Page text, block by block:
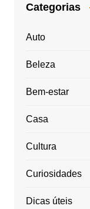
Categorias
Auto
Beleza
Bem-estar
Casa
Cultura
Curiosidades
Dicas úteis